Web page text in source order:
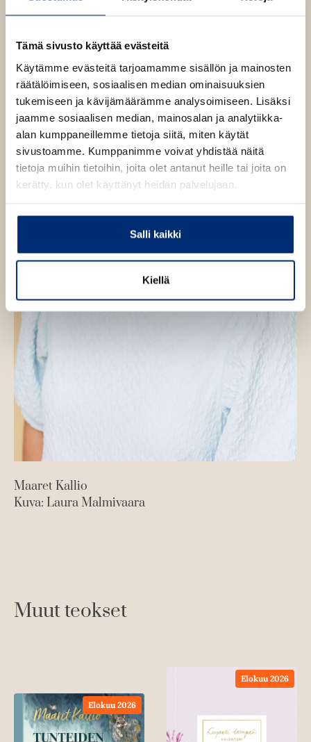
Tämä sivusto käyttää evästeitä
Käytämme evästeitä tarjoamamme sisällön ja mainosten
räätälöimiseen, sosiaalisen median ominaisuuksien
tukemiseen ja kävijämäärämme analysoimiseen. Lisäksi
jaamme sosiaalisen median, mainosalan ja analytiikka-
alan kumppaneillemme tietoja siitä, miten käytät
sivustoamme. Kumppanimme voivat yhdistää näitä
tietoja muihin tietoihin, joita olet antanut heille tai joita on
kerätty, kun olet käyttänyt heidän palvelujaan.
Salli kaikki
Kiellä
e
l
i
l
e
h
t
e
e
e
n
v
ä
l
i
l
e
h
t
e
l
o
Maaret Kallio
Kuva: Laura Malmivaara
Muut teokset
Elokuu 2026
Elokuu 2026